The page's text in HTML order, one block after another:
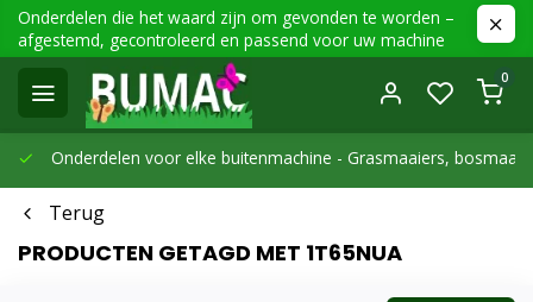
Onderdelen die het waard zijn om gevonden te worden –
afgestemd, gecontroleerd en passend voor uw machine
0
Onderdelen voor elke buitenmachine - Grasmaaiers,
Terug
PRODUCTEN GETAGD MET 1T65NUA